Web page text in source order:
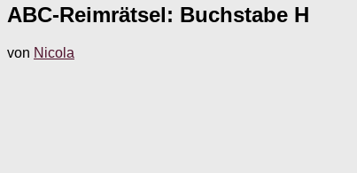
ABC-Reimrätsel: Buchstabe H
von Nicola